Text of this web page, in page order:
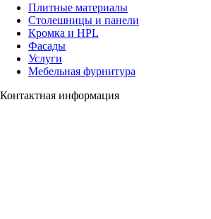
Плитные материалы
Столешницы и панели
Кромка и HPL
Фасады
Услуги
Мебельная фурнитура
Контактная информация